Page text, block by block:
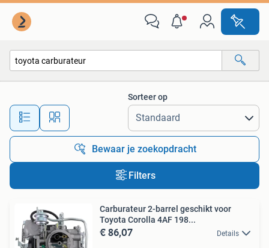
Alle afstanden…
Sorteer op
Bewaar je zoekopdracht
Filters
Carburateur 2-barrel geschikt voor
Toyota Corolla 4AF 198...
€ 86,07 Details